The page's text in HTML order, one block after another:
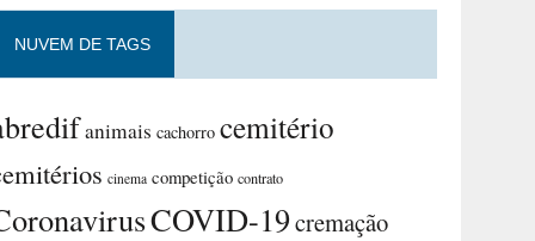
NUVEM DE TAGS
animais cachorro cemitério
cinema competição contrato
COVID-19cremação